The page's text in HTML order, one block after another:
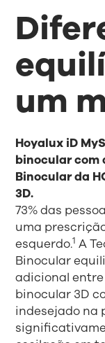
um
Hoyalux iD
binocular com
Binocular da
3D.
73% das
uma
esquerdo.1 A
Binocular
adicional entre
binocular 3D
indesejado na